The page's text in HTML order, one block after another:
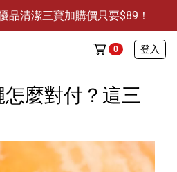
品清潔三寶加購價只要$89！
任3件贈保濕抗菌洗手乳
品清潔三寶加購價只要$89！
0 登入
感恩回饋
麼對付？這三